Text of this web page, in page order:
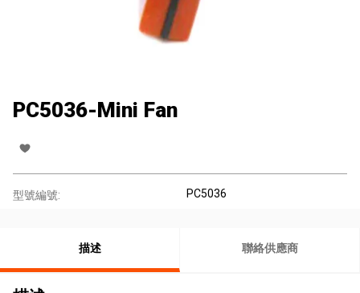
PC5036-Mini Fan
型號編號: PC5036
描述 聯絡供應商